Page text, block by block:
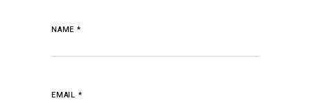
NAME*
EMAIL *